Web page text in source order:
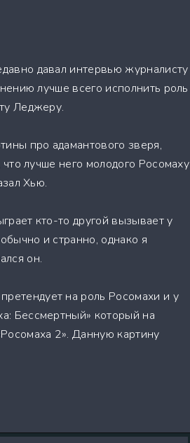
давал интервью журналисту
лучше всего исполнить роль
Леджеру.
про адамантового зверя,
лучше него молодого Росомаху
Хью.
кто-то другой вызывает у
и странно, однако я
он.
на роль Росомахи и у
Бессмертный» который на
2». Данную картину